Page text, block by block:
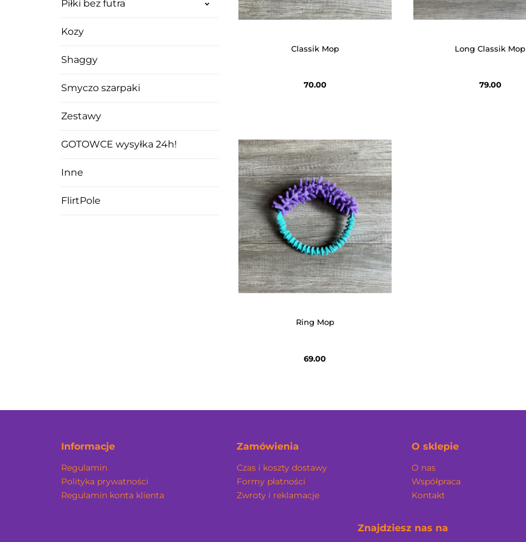
Piłki bez futra
Kozy
Shaggy
Smyczo szarpaki
Zestawy
GOTOWCE wysyłka 24h!
Inne
FlirtPole
Classik Mop
70.00
Long Classik Mop
79.00
Ring Mop
69.00
Informacje
Regulamin
Polityka prywatności
Regulamin konta klienta
Zamówienia
Czas i koszty dostawy
Formy płatności
Zwroty i reklamacje
O sklepie
O nas
Współpraca
Kontakt
Znajdziesz nas na